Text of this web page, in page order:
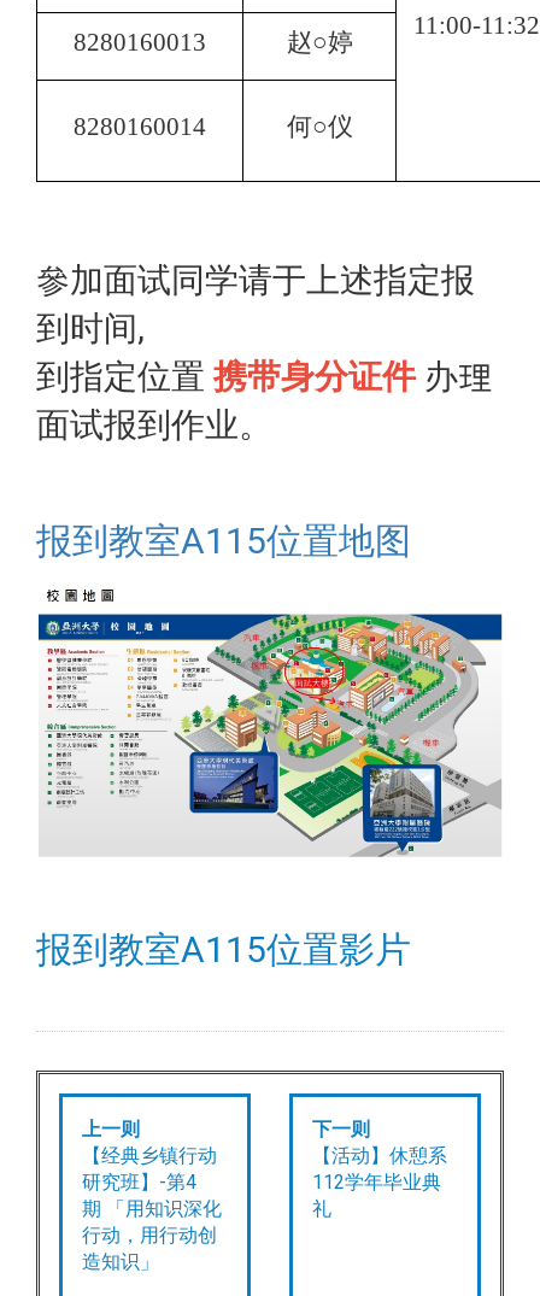
11:00-11:32
8280160013 赵○婷
8280160014 何○仪
參加面试同学请于上述指定报
到时间,
到指定位置携带身分证件办理
面试报到作业。
报到教室A115位置地图
报到教室A115位置影片
上一则
【经典乡镇行动
研究班】-第4
期 「用知识深化
行动，用行动创
造知识」
下一则
【活动】休憩系
112学年毕业典
礼